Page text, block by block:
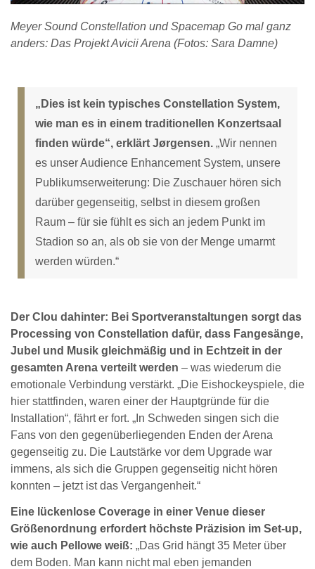
Meyer Sound Constellation und Spacemap Go mal ganz
anders: Das Projekt Avicii Arena (Fotos: Sara Damne)
„Dies ist kein typisches Constellation System,
wie man es in einem traditionellen Konzertsaal
finden würde“, erklärt Jørgensen. „Wir nennen
es unser Audience Enhancement System, unsere
Publikumserweiterung: Die Zuschauer hören sich
darüber gegenseitig, selbst in diesem großen
Raum – für sie fühlt es sich an jedem Punkt im
Stadion so an, als ob sie von der Menge umarmt
werden würden.“
Der Clou dahinter: Bei Sportveranstaltungen sorgt das
Processing von Constellation dafür, dass Fangesänge,
Jubel und Musik gleichmäßig und in Echtzeit in der
gesamten Arena verteilt werden – was wiederum die
emotionale Verbindung verstärkt. „Die Eishockeyspiele, die
hier stattfinden, waren einer der Hauptgründe für die
Installation“, fährt er fort. „In Schweden singen sich die
Fans von den gegenüberliegenden Enden der Arena
gegenseitig zu. Die Lautstärke vor dem Upgrade war
immens, als sich die Gruppen gegenseitig nicht hören
konnten – jetzt ist das Vergangenheit.“
Eine lückenlose Coverage in einer Venue dieser
Größenordnung erfordert höchste Präzision im Set-up,
wie auch Pellowe weiß: „Das Grid hängt 35 Meter über
dem Boden. Man kann nicht mal eben jemanden